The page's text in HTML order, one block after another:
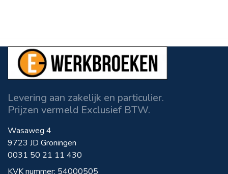
Levering aan zakelijk en particulier.
Prijzen vermeld Exclusief BTW.
Wasaweg 4
9723 JD Groningen
0031 50 21 11 430
KVK nummer: 54000505